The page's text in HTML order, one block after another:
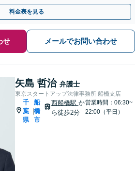
でサポートします。
料金表を見る
せ メールでお問い合わせ
矢島 哲治 弁護士
東京スタートアップ法律事務所 船橋支店
千
葉
県
船
橋
市
西船橋駅 か
ら徒歩2分
営業時間：06:30~
22:00（平日）